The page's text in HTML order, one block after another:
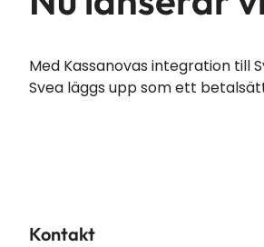
Med Kassanovas integration till
Svea läggs upp som ett
Kontakt